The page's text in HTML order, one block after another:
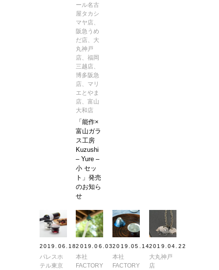
SDGsへの取
り組み
錫リサイクル
プロジェクト
採用情報
ール名古
屋タカシ
マヤ店、
阪急うめ
だ店、大
丸神戸
店、福岡
三越店、
博多阪急
店、マリ
エとやま
店、富山
大和店
「能作×
富山ガラ
ス工房
Kuzushi
– Yure –
小 セッ
ト」発売
のお知ら
せ
2019.06.18
パレスホ
テル東京
2019.06.03
本社
FACTORY
2019.05.14
本社
FACTORY
2019.04.22
大丸神戸
店